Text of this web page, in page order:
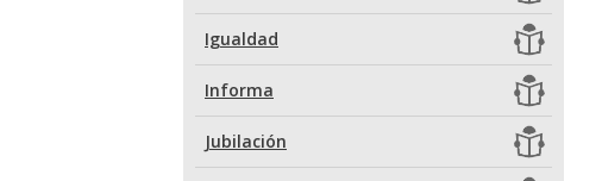
Igualdad
Informa
Jubilación